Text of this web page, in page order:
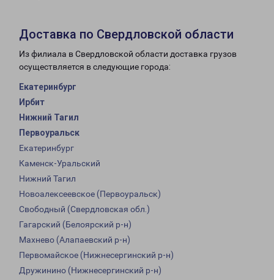
Доставка по Свердловской области
Из филиала в Свердловской области доставка грузов
осуществляется в следующие города:
Екатеринбург
Ирбит
Нижний Тагил
Первоуральск
Екатеринбург
Каменск-Уральский
Нижний Тагил
Новоалексеевское (Первоуральск)
Свободный (Свердловская обл.)
Гагарский (Белоярский р-н)
Махнево (Алапаевский р-н)
Первомайское (Нижнесергинский р-н)
Дружинино (Нижнесергинский р-н)